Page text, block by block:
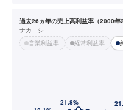
過去26ヵ年の売上高利益率（2000年
ナカニシ
営業利益率
経常利益率